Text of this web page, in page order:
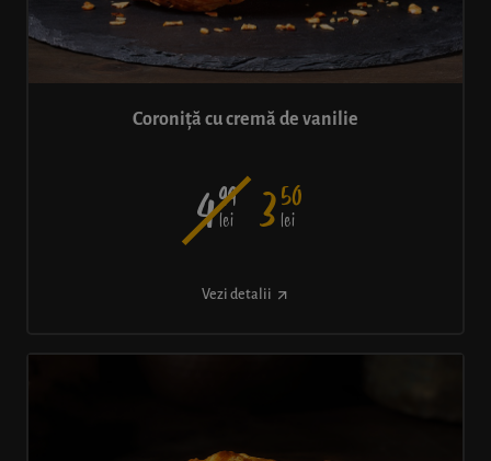
Coroniță cu cremă de vanilie
499
lei 350
lei
Vezi detalii